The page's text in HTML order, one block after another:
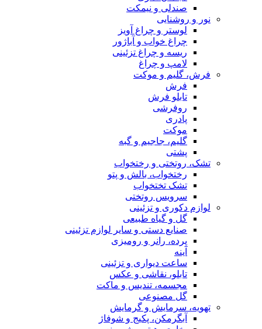
صندلی و نیمکت
نور و روشنایی
لوستر و چراغ آویز
چراغ خواب و آباژور
ریسه و چراغ تزئینی
لامپ و چراغ
فرش، گلیم و موکت
فرش
تابلو فرش
روفرشی
پادری
موکت
گلیم، جاجیم و گبه
پشتی
تشک، روتختی و رختخواب
رختخواب، بالش و پتو
تشک تختخواب
سرویس روتختی
لوازم دکوری و تزئینی
گل و گیاه طبیعی
صنایع دستی و سایر لوازم تزئینی
پرده، رانر و رومیزی
آینه
ساعت دیواری و تزئینی
تابلو، نقاشی و عکس
مجسمه، تندیس و ماکت
گل مصنوعی
تهویه، سرمایش و گرمایش
آبگرمکن، پکیج و شوفاژ